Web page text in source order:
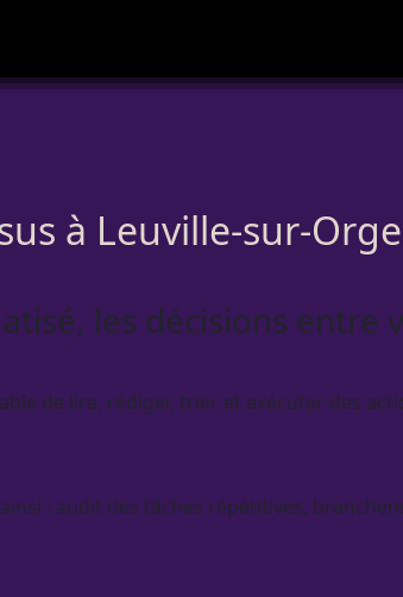
à Leuville-sur-
les décisions entre
de lire, rédiger, trier et exécuter des
: audit des tâches répétitives,